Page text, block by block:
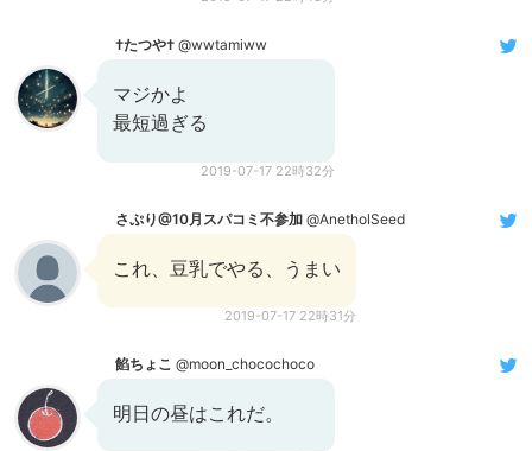
†たつや† @wwtamiww
マジかよ
最短過ぎる
2019-07-17 22時32分
さぷり@10月スパコミ不参加 @AnetholSeed
これ、豆乳でやる、うまい
2019-07-17 22時31分
餡ちょこ @moon_chocochoco
明日の昼はこれだ。